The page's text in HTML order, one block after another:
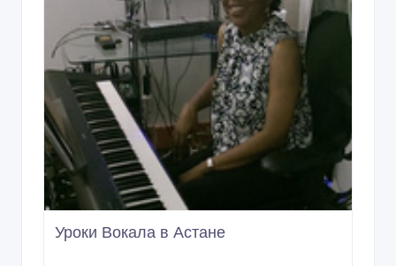
Уроки Вокала в Астане